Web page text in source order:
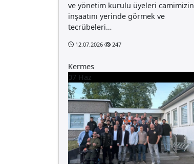
ve yönetim kurulu üyeleri camimizin
inşaatını yerinde görmek ve
tecrübeleri…
12.07.2026 247
Kermes
07 Haz